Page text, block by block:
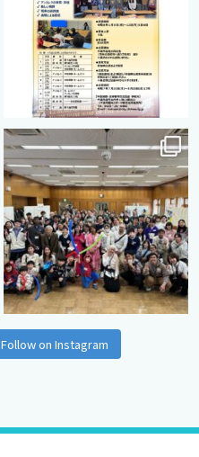
cts.international.friendship
8月 12
Follow on Instagram